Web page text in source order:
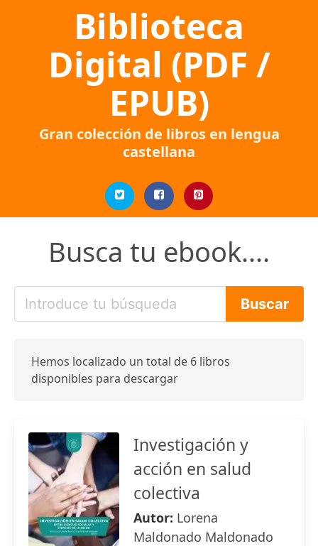
Biblioteca
Digital (PDF /
EPUB)
Gran colección de libros en lengua
castellana
Busca tu ebook....
Hemos localizado un total de 6 libros
disponibles para descargar
Investigación y
acción en salud
colectiva
Autor: Lorena
Maldonado Maldonado